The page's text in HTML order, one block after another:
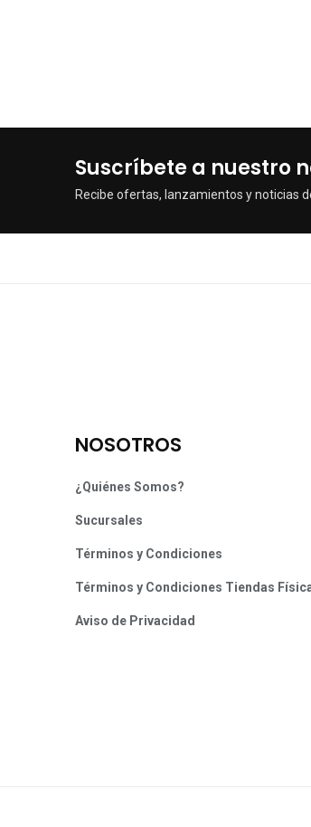
Suscríbete a nuestro
Recibe ofertas, lanzamientos y noticias
NOSOTROS
¿Quiénes Somos?
Sucursales
Términos y Condiciones
Términos y Condiciones Tiendas
Aviso de Privacidad